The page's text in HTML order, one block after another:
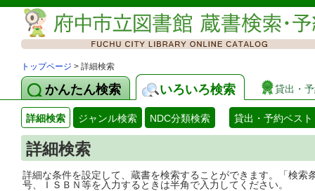
トップページ > 詳細検索
かんたん検索 いろいろ検索 貸出・
詳細検索 ジャンル検索 NDC分類検索 貸出・予約ベスト
詳細検索
詳細な条件を設定して、蔵書を検索することができます。「検
号、ＩＳＢＮ等を入力するときは半角で入力してください。